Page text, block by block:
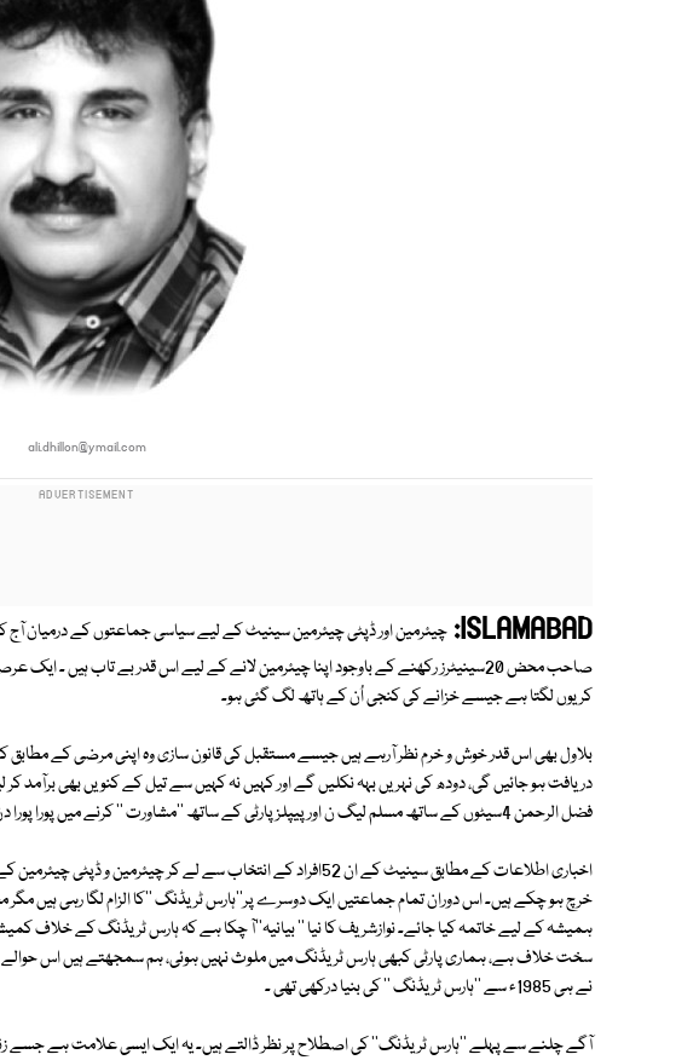
ali.dhillon@ymail.com
ISLAMABAD:
صاحب محض 20سینیٹرز رکھنے کے باوجود اپنا چیئرمین لانے کے لیے اس قدر بے تاب
کر یوں لگتا ہے جیسے خزانے کی کنجی اُن کے ہاتھ لگ گئی ہو۔
بلاول بھی اس قدر خوش و خرم نظر آرہے ہیں جیسے مستقبل کی قانون سازی وہ اپنی مرضی کے مطابق
دریافت ہو جائیں گی، دودھ کی نہریں بہہ نکلیں گے اور کہیں نہ کہیں سے تیل کے کنویں بھی برآمد
فضل الرحمن 4سیٹوں کے ساتھ مسلم لیگ ن اور پیپلز پارٹی کے ساتھ ''مشاورت '' کرنے میں پورا پورا دن خرچ کر رہے ہیں۔
خرچ ہو چکے ہیں۔ اس دوران تمام جماعتیں ایک دوسرے پر''ہارس ٹریڈنگ ''کا الزام لگا رہی ہیں مگر
ہمیشہ کے لیے خاتمہ کیا جائے۔ نوازشریف کا نیا '' بیانیہ''آ چکا ہے کہ ہارس ٹریڈنگ کے خلاف
سخت خلاف ہے، ہماری پارٹی کبھی ہارس ٹریڈنگ میں ملوث نہیں ہوئی، ہم سمجھتے ہیں اس حوالے
نے ہی 1985ء سے ''ہارس ٹریڈنگ '' کی بنیا درکھی تھی ۔
آگے چلنے سے پہلے ''ہارس ٹریڈنگ'' کی اصطلاح پر نظر ڈالتے ہیں۔ یہ ایک ایسی علامت ہے جسے